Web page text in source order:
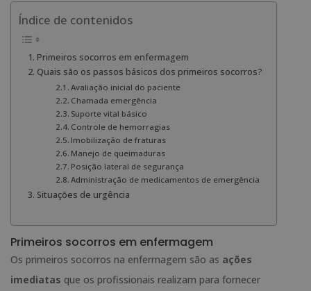
Índice de contenidos
Primeiros socorros em enfermagem
Quais são os passos básicos dos primeiros socorros?
Avaliação inicial do paciente
Chamada emergência
Suporte vital básico
Controle de hemorragias
Imobilização de fraturas
Manejo de queimaduras
Posição lateral de segurança
Administração de medicamentos de emergência
Situações de urgência
Primeiros socorros em enfermagem
Os primeiros socorros na enfermagem são as ações
imediatas que os profissionais realizam para fornecer